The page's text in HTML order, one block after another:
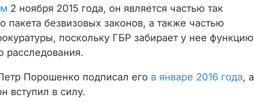
2 ноября 2015 года, он является частью так
пакета безвизовых законов, а также частью
поскольку ГБР забирает у нее функцию
расследования.
Порошенко подписал его в январе 2016 года, а
вступил в силу.